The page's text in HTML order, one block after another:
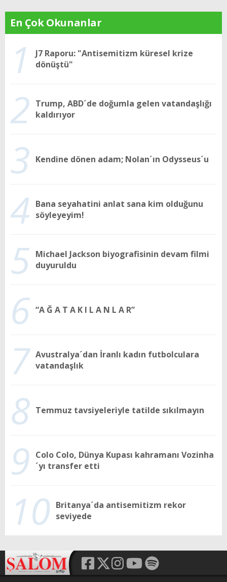
En Çok Okunanlar
1
J7 Raporu: "Antisemitizm küresel krize
dönüştü"
2 Trump, ABD´de doğumla gelen vatandaşlığı
kaldırıyor
3 Kendine dönen adam; Nolan´ın Odysseus´u
4 Bana seyahatini anlat sana kim olduğunu
söyleyeyim!
5 Michael Jackson biyografisinin devam filmi
duyuruldu
6 “A Ğ A T A K I L A N L A R”
7 Avustralya´dan İranlı kadın futbolculara
vatandaşlık
8 Temmuz tavsiyeleriyle tatilde sıkılmayın
9
Colo Colo, Dünya Kupası kahramanı Vozinha
´yı transfer etti
10 Britanya´da antisemitizm rekor
seviyede